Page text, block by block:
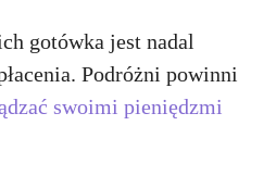
gotówka jest nadal
Podróżni powinni
swoimi pieniędzmi